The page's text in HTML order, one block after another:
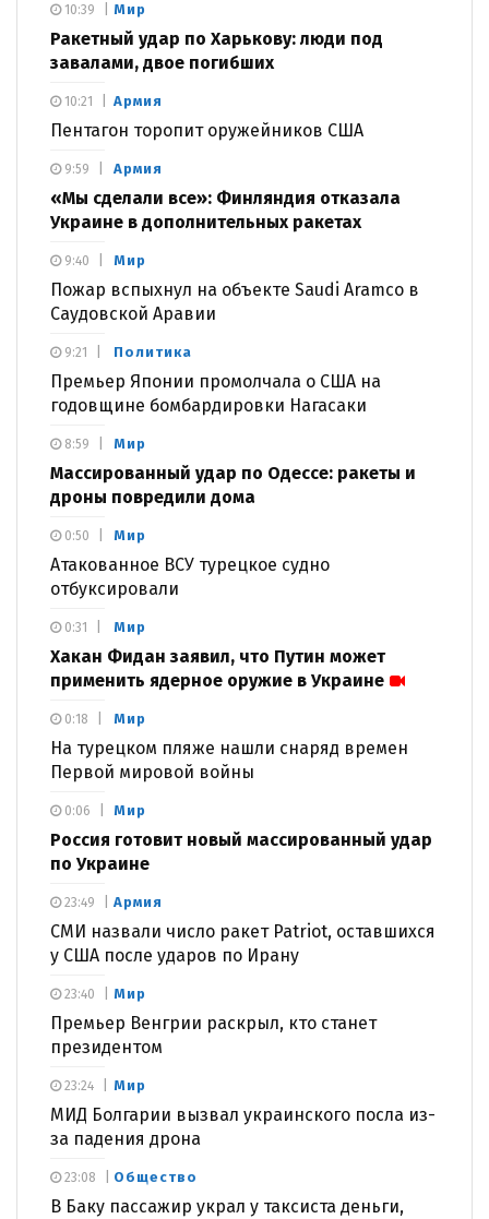
Мир
Ракетный удар по Харькову: люди под
завалами, двое погибших
10:39
Армия
Пентагон торопит оружейников США
10:21
Армия
«Мы сделали все»: Финляндия отказала
Украине в дополнительных ракетах
9:59
Мир
Пожар вспыхнул на объекте Saudi Aramco в
Саудовской Аравии
9:40
Политика
Премьер Японии промолчала о США на
годовщине бомбардировки Нагасаки
9:21
Мир
Массированный удар по Одессе: ракеты и
дроны повредили дома
8:59
Мир
Атакованное ВСУ турецкое судно
отбуксировали
0:50
Мир
Хакан Фидан заявил, что Путин может
применить ядерное оружие в Украине
0:31
Мир
На турецком пляже нашли снаряд времен
Первой мировой войны
0:18
Мир
Россия готовит новый массированный удар
по Украине
0:06
Армия
СМИ назвали число ракет Patriot, оставшихся
у США после ударов по Ирану
23:49
Мир
Премьер Венгрии раскрыл, кто станет
президентом
23:40
Мир
МИД Болгарии вызвал украинского посла из-
за падения дрона
23:24
Общество
В Баку пассажир украл у таксиста деньги,
23:08